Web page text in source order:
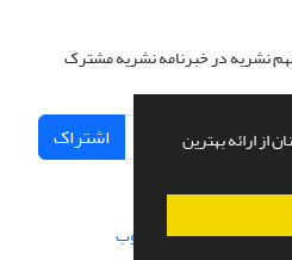
از ارائه بهترین
نشریه در خبرنامه نشریه مشترک
اشتراک
و پیاده سازی از سیناوب